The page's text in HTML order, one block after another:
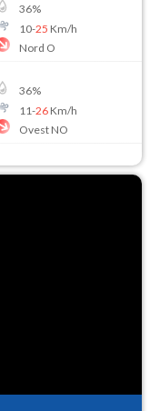
36%
10-25 Km/h
Nord O
36%
11-26Km/h
Ovest NO